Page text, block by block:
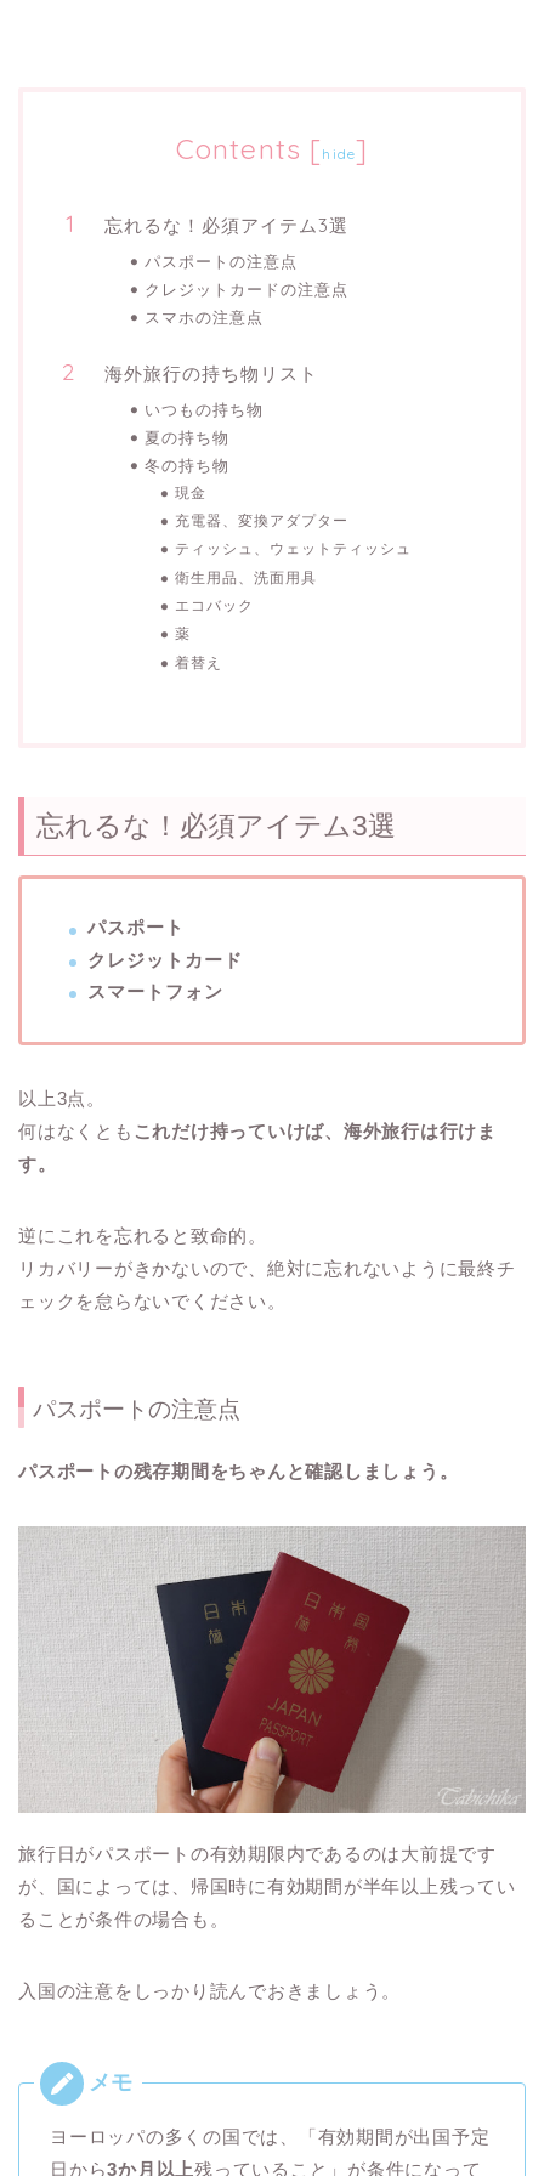
Contents [ hide]
忘れるな！必須アイテム3選
パスポートの注意点
クレジットカードの注意点
スマホの注意点
海外旅行の持ち物リスト
いつもの持ち物
夏の持ち物
冬の持ち物
現金
充電器、変換アダプター
ティッシュ、ウェットティッシュ
衛生用品、洗面用具
エコバック
薬
着替え
忘れるな！必須アイテム3選
パスポート
クレジットカード
スマートフォン
以上3点。
何はなくとも これだけ持っていけば、海外旅行は行けま
す。
逆にこれを忘れると致命的。
リカバリーがきかないので、絶対に忘れないように最終チ
ェックを怠らないでください。
パスポートの注意点
パスポートの残存期間をちゃんと確認しましょう。
旅行日がパスポートの有効期限内であるのは大前提です
が、国によっては、帰国時に有効期間が半年以上残ってい
ることが条件の場合も。
入国の注意をしっかり読んでおきましょう。
ヨーロッパの多くの国では、「有効期間が出国予定
日から3か月以上残っていること」が条件になって